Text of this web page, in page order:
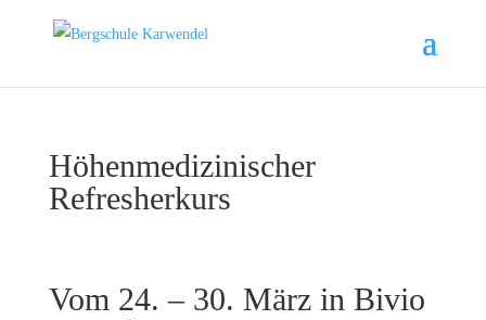
Höhenmedizinischer
Refresherkurs
Vom 24. – 30. März in Bivio